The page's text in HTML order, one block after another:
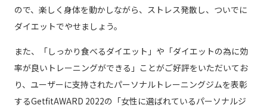
ので、楽しく身体を動かしながら、ストレス発散し、ついでに
ダイエットでやせましょう。
また、「しっかり食べるダイエット」や「ダイエットの為に効
率が良いトレーニングができる」ことがご好評をいただいてお
り、ユーザーに支持されたパーソナルトレーニングジムを表彰
するGetfitAWARD 2022の「女性に選ばれているパーソナルジ